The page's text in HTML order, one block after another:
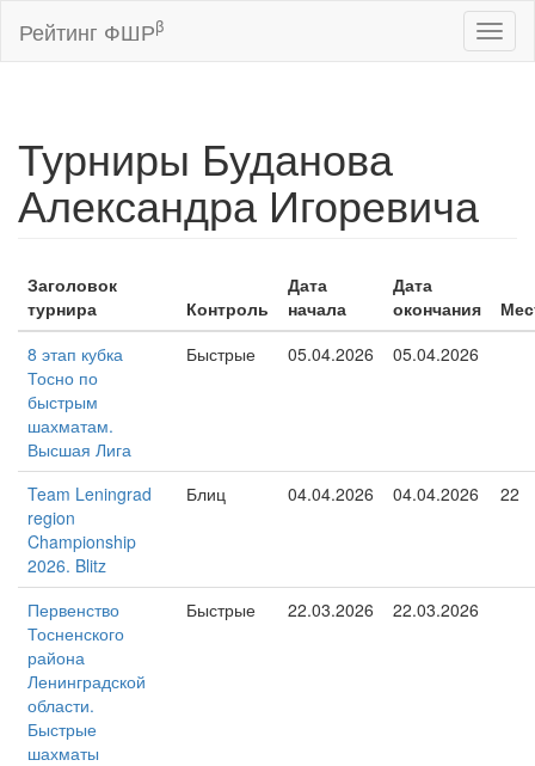
Рейтинг ФШРβ
Турниры Буданова
Александра Игоревича
Заголовок
турнира
Контроль
Дата
начала
Дата
окончания
8 этап кубка
Тосно по
быстрым
шахматам.
Высшая Лига
Быстрые 05.04.2026 05.04.2026
Team Leningrad
region
Championship
2026. Blitz
Блиц 04.04.2026 04.04.2026 22
Первенство
Тосненского
района
Ленинградской
области.
Быстрые
шахматы
Быстрые 22.03.2026 22.03.2026